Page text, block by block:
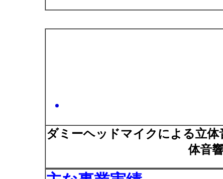
ダミーヘッドマイクによる立
体音